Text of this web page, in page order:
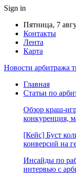
Sign in
Пятница, 7
Контакты
Лента
Карта
Новости арбитража
Главная
Статьи по
Обзор краш-
конкуренция,
[Кейс] Буст
конверсий на
Инсайды по
интервью с